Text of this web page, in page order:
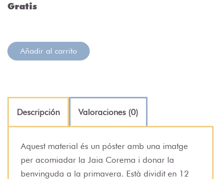
Gratis
Añadir al carrito
Descripción Valoraciones (0)
Aquest material és un póster amb una imatge
per acomiadar la Jaia Corema i donar la
benvinguda a la primavera. Està dividit en 12